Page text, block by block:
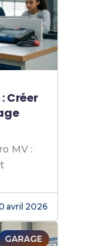
Créer
MV :
avril 2026
GARAGE